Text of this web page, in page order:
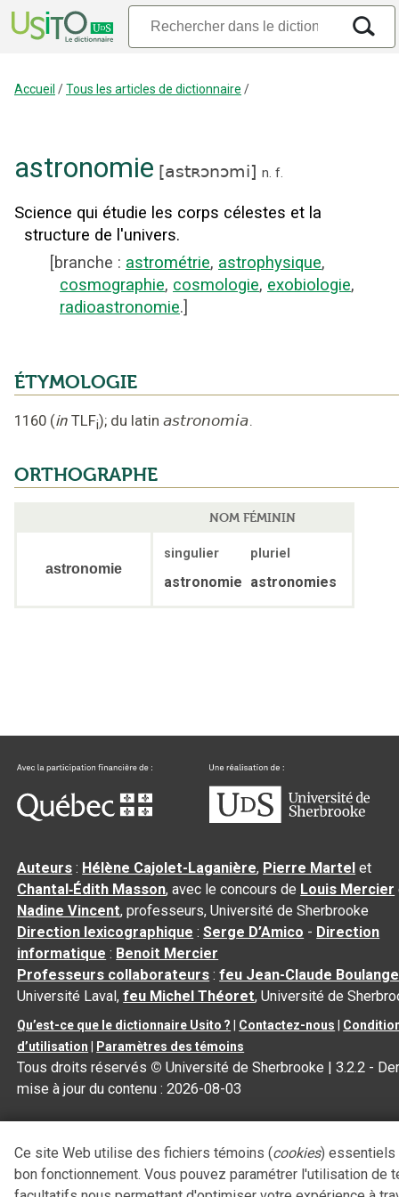
Accueil /Tous les articles de dictionnaire /
astronomie [astʀɔnɔmi] n. f.
Science qui étudie les corps célestes et la
structure de l'univers.
[branche : astrométrie, astrophysique,
cosmographie, cosmologie, exobiologie,
radioastronomie.]
ÉTYMOLOGIE
1160 (in TLFi); du latin astronomia.
ORTHOGRAPHE
NOM FÉMININ
astronomie
singulier pluriel
astronomie astronomies
Auteurs : Hélène Cajolet-Laganière, Pierre Martel et
Chantal‑Édith Masson, avec le concours de Louis Mercier
Nadine Vincent, professeurs, Université de Sherbrooke
Direction lexicographique :Serge D’Amico - Direction
informatique : Benoit Mercier
Professeurs collaborateurs :feu Jean-Claude
Université Laval,feu Michel Théoret, Université de
Qu’est-ce que le dictionnaire Usito ? Contactez-nous
d’utilisation
Paramètres des témoins
Tous droits réservés © Université de Sherbrooke |3.2.2 -
mise à jour du contenu :2026-08-03
Ce site Web utilise des fichiers témoins (cookies) essentiels
bon fonctionnement. Vous pouvez paramétrer l'utilisation de